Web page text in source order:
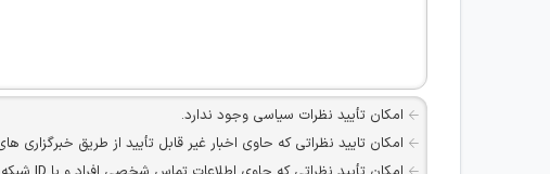
امکان تأیید نظرات سیاسی وجود ندارد.
امکان تایید نظراتی که حاوی اخبار غیر قابل تأیید از طریق خبرگزاری